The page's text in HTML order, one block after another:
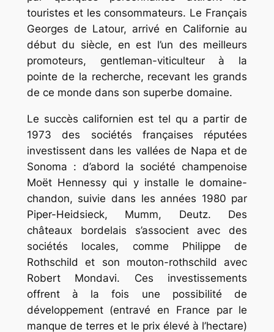
touristes et les consommateurs. Le Français
Georges de Latour, arrivé en Californie au
début du siècle, en est l’un des meilleurs
promoteurs, gentleman-viticulteur à la
pointe de la recherche, recevant les grands
de ce monde dans son superbe domaine.
Le succès californien est tel qu a partir de
1973 des sociétés françaises réputées
investissent dans les vallées de Napa et de
Sonoma : d’abord la société champenoise
Moët Hennessy qui y installe le domaine-
chandon, suivie dans les années 1980 par
Piper-Heidsieck, Mumm, Deutz. Des
châteaux bordelais s’associent avec des
sociétés locales, comme Philippe de
Rothschild et son mouton-rothschild avec
Robert Mondavi. Ces investissements
offrent à la fois une possibilité de
développement (entravé en France par le
manque de terres et le prix élevé à l’hectare)